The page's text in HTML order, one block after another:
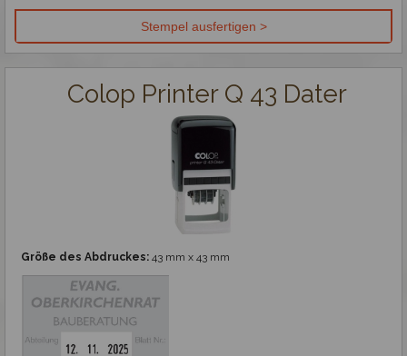
Colop Printer Q 43 Dater
Größe des Abdruckes: 43 mm x 43 mm